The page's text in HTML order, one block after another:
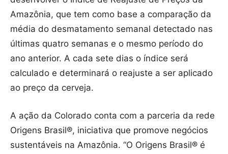
Amazônia, que tem como base a comparação da
média do desmatamento semanal detectado nas
últimas quatro semanas e o mesmo período do
ano anterior. A cada sete dias o índice será
calculado e determinará o reajuste a ser aplicado
ao preço da cerveja.
A ação da Colorado conta com a parceria da rede
Origens Brasil®, iniciativa que promove negócios
sustentáveis na Amazônia. “O Origens Brasil® é